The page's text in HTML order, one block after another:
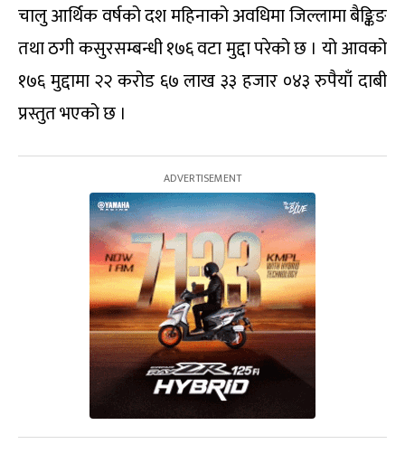
चालु आर्थिक वर्षको दश महिनाको अवधिमा जिल्लामा बैङ्किङ
तथा ठगी कसुरसम्बन्धी १७६ वटा मुद्दा परेको छ । यो आवको
१७६ मुद्दामा २२ करोड ६७ लाख ३३ हजार ०४३ रुपैयाँ दाबी
प्रस्तुत भएको छ ।